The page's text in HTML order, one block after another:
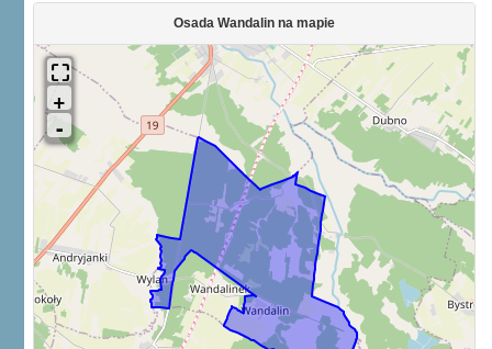
Osada Wandalin na mapie